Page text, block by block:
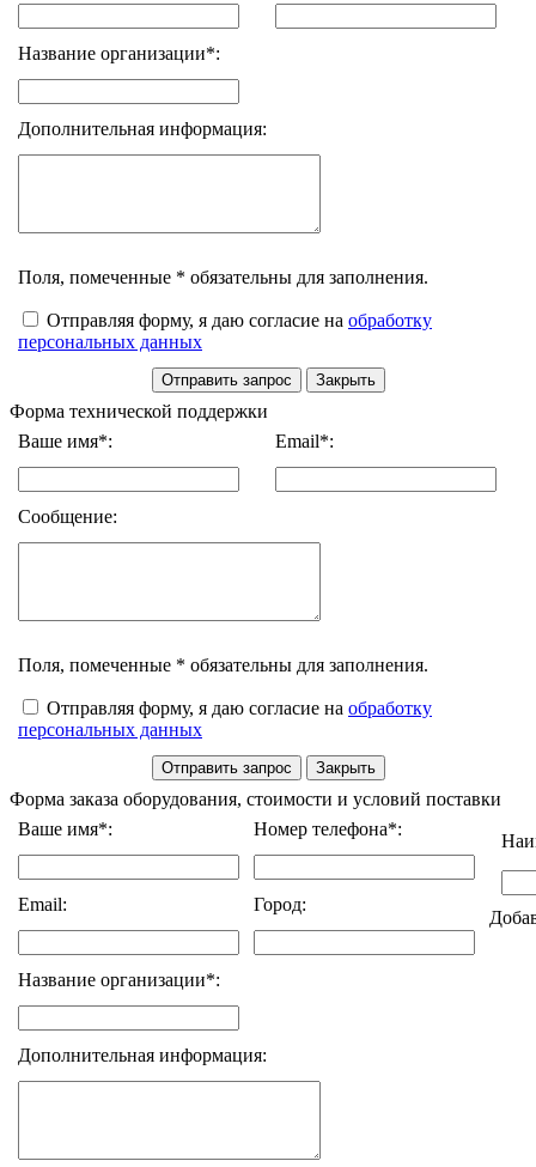
Название организации*:
Дополнительная информация:
Поля, помеченные * обязательны для заполнения.
Отправляя форму, я даю согласие на обработку
персональных данных
Форма технической поддержки
Ваше имя*:
Email*:
Сообщение:
Поля, помеченные * обязательны для заполнения.
Отправляя форму, я даю согласие на обработку
персональных данных
Форма заказа оборудования, стоимости и условий поставки
Ваше имя*:
Номер телефона*:
Email: Город:
Название организации*:
Дополнительная информация: